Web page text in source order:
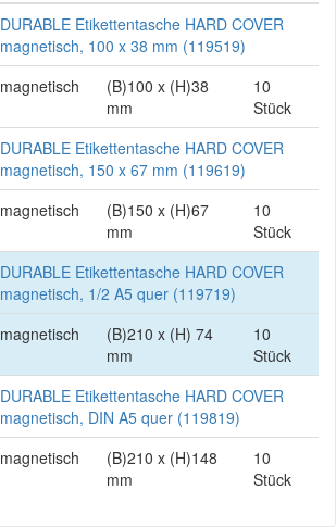
DURABLE Etikettentasche HARD COVER
magnetisch, 100 x 38 mm (119519)
magnetisch
(B)100 x (H)38
mm
10
Stück
DURABLE Etikettentasche HARD COVER
magnetisch, 150 x 67 mm (119619)
magnetisch
(B)150 x (H)67
mm
10
Stück
DURABLE Etikettentasche HARD COVER
magnetisch, 1/2 A5 quer (119719)
magnetisch
(B)210 x (H) 74
mm
10
Stück
DURABLE Etikettentasche HARD COVER
magnetisch, DIN A5 quer (119819)
magnetisch
(B)210 x (H)148
mm
10
Stück